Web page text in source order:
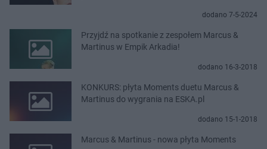
dodano 7-5-2024
Przyjdź na spotkanie z zespołem Marcus &
Martinus w Empik Arkadia!
dodano 16-3-2018
KONKURS: płyta Moments duetu Marcus &
Martinus do wygrania na ESKA.pl
dodano 15-1-2018
Marcus & Martinus - nowa płyta Moments